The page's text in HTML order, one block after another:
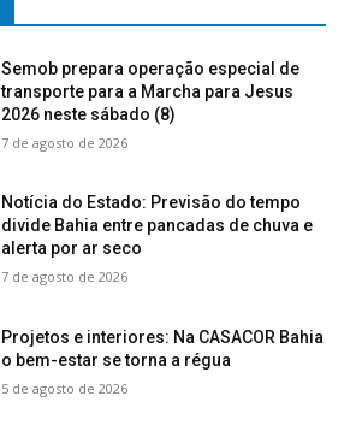
Semob prepara operação especial de
transporte para a Marcha para Jesus
2026 neste sábado (8)
7 de agosto de 2026
Notícia do Estado: Previsão do tempo
divide Bahia entre pancadas de chuva e
alerta por ar seco
7 de agosto de 2026
Projetos e interiores: Na CASACOR Bahia
o bem-estar se torna a régua
5 de agosto de 2026